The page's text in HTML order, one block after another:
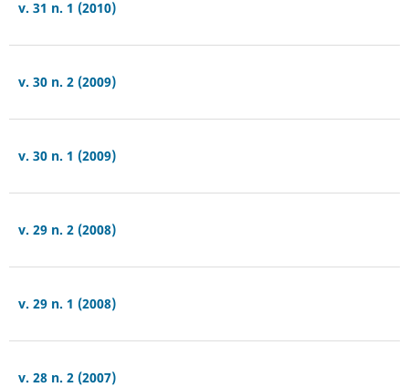
v. 31 n. 1 (2010)
v. 30 n. 2 (2009)
v. 30 n. 1 (2009)
v. 29 n. 2 (2008)
v. 29 n. 1 (2008)
v. 28 n. 2 (2007)